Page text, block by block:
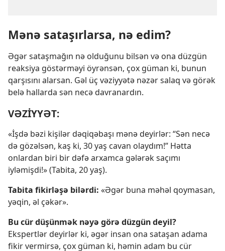
Mənə sataşırlarsa, nə edim?
Əgər sataşmağın nə olduğunu bilsən və ona düzgün
reaksiya göstərməyi öyrənsən, çox güman ki, bunun
qarşısını alarsan. Gəl üç vəziyyətə nəzər salaq və görək
belə hallarda sən necə davranardın.
VƏZİYYƏT:
«İşdə bəzi kişilər dəqiqəbaşı mənə deyirlər: “Sən necə
də gözəlsən, kaş ki, 30 yaş cavan olaydım!” Hətta
onlardan biri bir dəfə arxamca gələrək saçımı
iyləmişdi!» (Tabita, 20 yaş).
Tabita fikirləşə bilərdi: «Əgər buna məhəl qoymasan,
yəqin, əl çəkər».
Bu cür düşünmək nəyə görə düzgün deyil?
Ekspertlər deyirlər ki, əgər insan ona sataşan adama
fikir vermirsə, çox güman ki, həmin adam bu cür